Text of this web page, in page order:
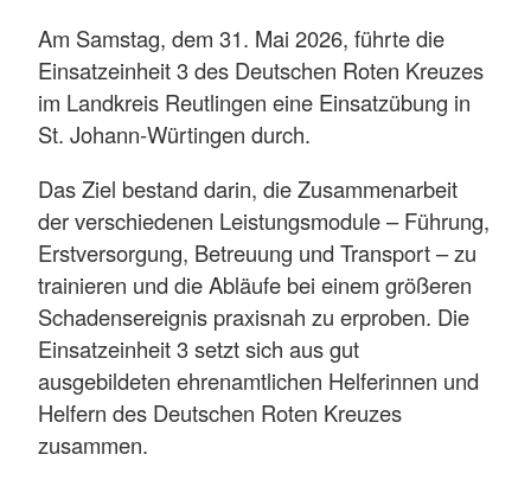
Am Samstag, dem 31. Mai 2026, führte die
Einsatzeinheit 3 des Deutschen Roten Kreuzes
im Landkreis Reutlingen eine Einsatzübung in
St. Johann-Würtingen durch.
Das Ziel bestand darin, die Zusammenarbeit
der verschiedenen Leistungsmodule – Führung,
Erstversorgung, Betreuung und Transport – zu
trainieren und die Abläufe bei einem größeren
Schadensereignis praxisnah zu erproben. Die
Einsatzeinheit 3 setzt sich aus gut
ausgebildeten ehrenamtlichen Helferinnen und
Helfern des Deutschen Roten Kreuzes
zusammen.